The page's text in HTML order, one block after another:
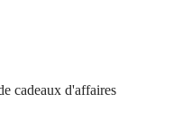
cadeaux d'affaires